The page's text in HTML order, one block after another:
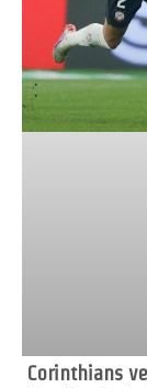
Corinthians